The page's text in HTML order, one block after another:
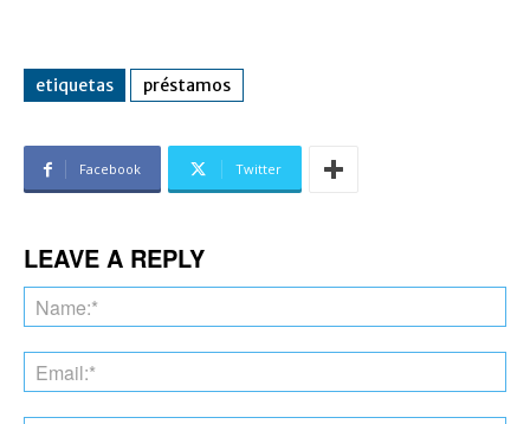
etiquetas préstamos
Facebook Twitter
LEAVE A REPLY